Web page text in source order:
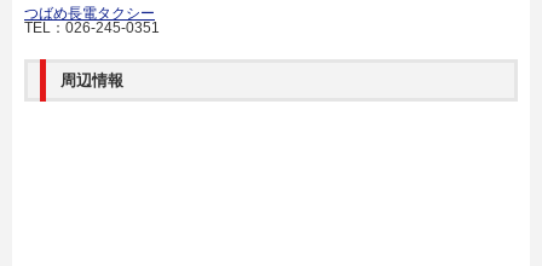
つばめ長電タクシー
TEL：026-245-0351
周辺情報